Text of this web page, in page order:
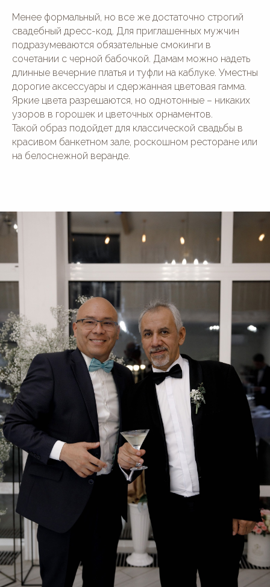
Менее формальный, но все же достаточно строгий
свадебный дресс-код. Для приглашенных мужчин
подразумеваются обязательные смокинги в
сочетании с черной бабочкой. Дамам можно надеть
длинные вечерние платья и туфли на каблуке. Уместны
дорогие аксессуары и сдержанная цветовая гамма.
Яркие цвета разрешаются, но однотонные – никаких
узоров в горошек и цветочных орнаментов.
Такой образ подойдет для классической свадьбы в
красивом банкетном зале, роскошном ресторане или
на белоснежной веранде.